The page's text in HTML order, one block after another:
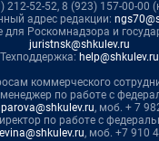
212-52-52, 8 (923) 157-00-00
адрес редакции:
для Роскомнадзора и
juristnsk@shkulev.ru
Техподдержка: help@shkulev.ru
коммерческого
по работе с
, моб. + 7
по работе с
, моб. +7 910